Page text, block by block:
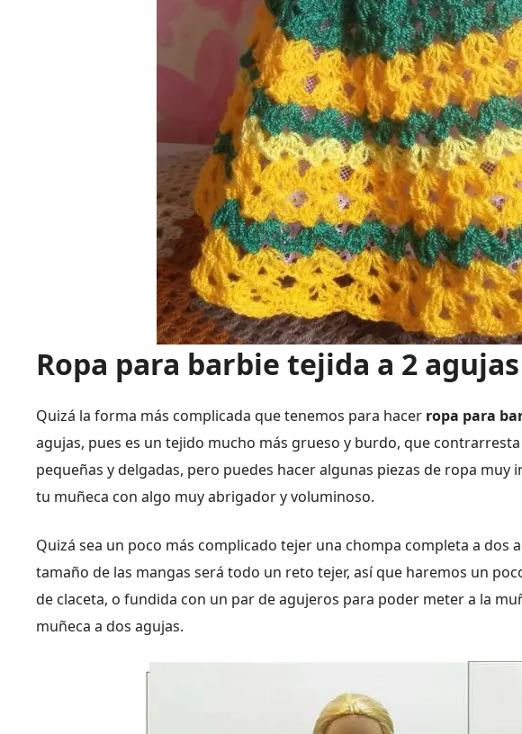
Ropa para barbie tejida a 2 agujas
Quizá la forma más complicada que tenemos para hacer ropa para
agujas, pues es un tejido mucho más grueso y burdo, que
pequeñas y delgadas, pero puedes hacer algunas piezas de ropa muy
tu muñeca con algo muy abrigador y voluminoso.
Quizá sea un poco más complicado tejer una chompa completa a dos
tamaño de las mangas será todo un reto tejer, así que haremos un
de claceta, o fundida con un par de agujeros para poder meter a la
muñeca a dos agujas.